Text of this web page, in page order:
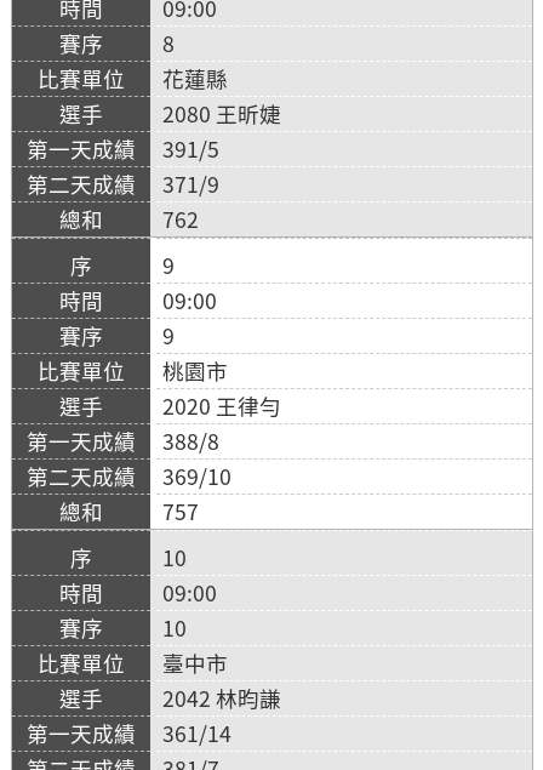
09:00
8
花蓮縣
2080 王昕婕
391/5
371/9
762
9
09:00
9
桃園市
2020 王律勻
388/8
369/10
757
10
09:00
10
臺中市
2042 林昀謙
361/14